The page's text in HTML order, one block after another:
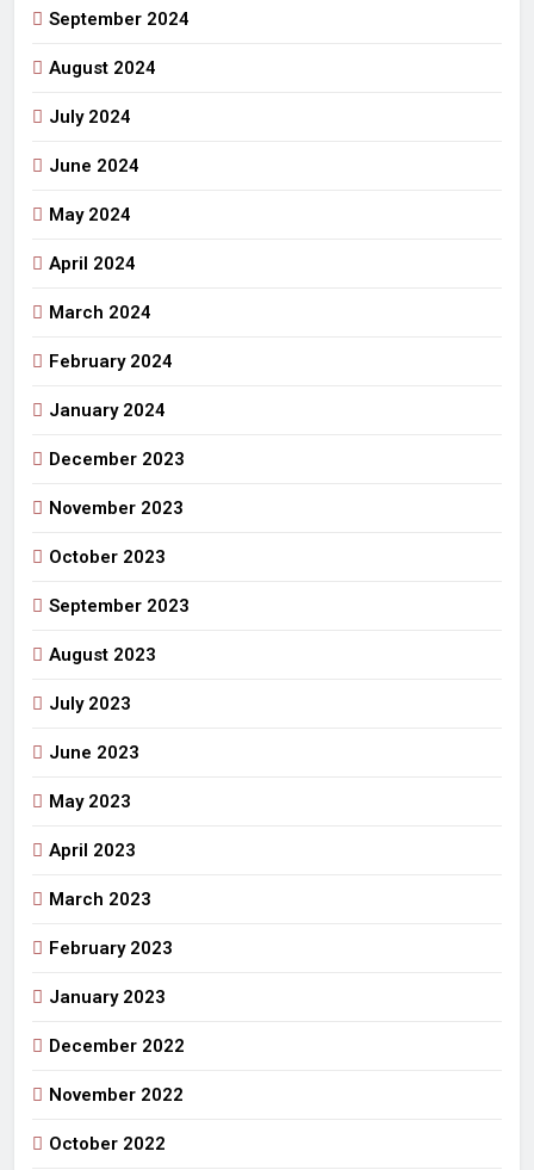
September 2024
August 2024
July 2024
June 2024
May 2024
April 2024
March 2024
February 2024
January 2024
December 2023
November 2023
October 2023
September 2023
August 2023
July 2023
June 2023
May 2023
April 2023
March 2023
February 2023
January 2023
December 2022
November 2022
October 2022